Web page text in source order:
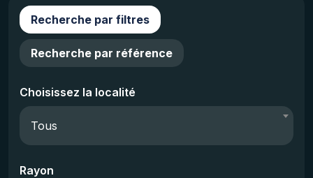
Recherche par filtres
Recherche par référence
Choisissez la localité
Tous
Rayon